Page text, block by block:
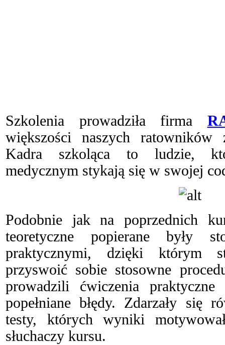
Szkolenia prowadziła firma
większości naszych ratowników
Kadra szkoląca to ludzie,
medycznym stykają się w swojej
Podobnie jak na poprzednich
teoretyczne popierane były
praktycznymi, dzięki którym
przyswoić sobie stosowne
prowadzili ćwiczenia
popełniane błędy. Zdarzały się
testy, których wyniki
słuchaczy kursu.